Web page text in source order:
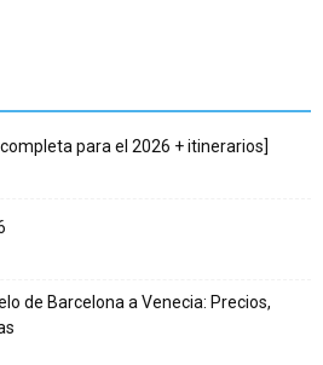
para el 2026 + itinerarios]
de Barcelona a Venecia: Precios,